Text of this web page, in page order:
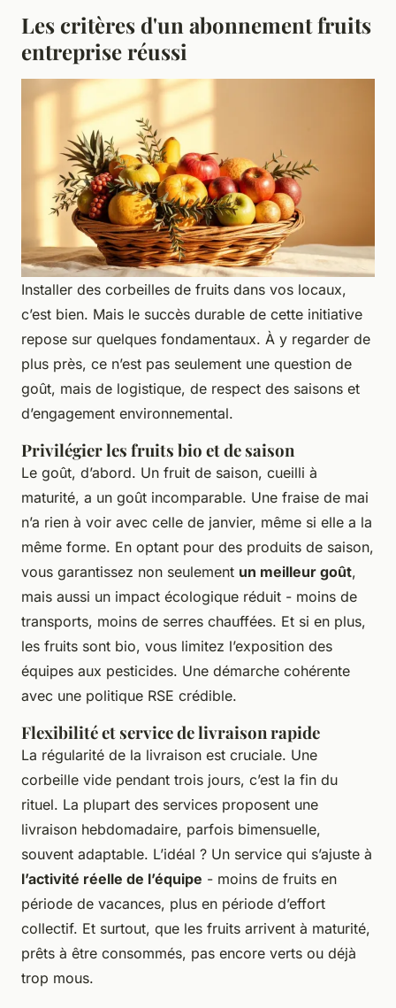
Les critères d'un abonnement fruits
entreprise réussi
Installer des corbeilles de fruits dans vos locaux,
c’est bien. Mais le succès durable de cette initiative
repose sur quelques fondamentaux. À y regarder de
plus près, ce n’est pas seulement une question de
goût, mais de logistique, de respect des saisons et
d’engagement environnemental.
Privilégier les fruits bio et de saison
Le goût, d’abord. Un fruit de saison, cueilli à
maturité, a un goût incomparable. Une fraise de mai
n’a rien à voir avec celle de janvier, même si elle a la
même forme. En optant pour des produits de saison,
vous garantissez non seulement un meilleur goût,
mais aussi un impact écologique réduit - moins de
transports, moins de serres chauffées. Et si en plus,
les fruits sont bio, vous limitez l’exposition des
équipes aux pesticides. Une démarche cohérente
avec une politique RSE crédible.
Flexibilité et service de livraison rapide
La régularité de la livraison est cruciale. Une
corbeille vide pendant trois jours, c’est la fin du
rituel. La plupart des services proposent une
livraison hebdomadaire, parfois bimensuelle,
souvent adaptable. L’idéal ? Un service qui s’ajuste à
l’activité réelle de l’équipe - moins de fruits en
période de vacances, plus en période d’effort
collectif. Et surtout, que les fruits arrivent à maturité,
prêts à être consommés, pas encore verts ou déjà
trop mous.